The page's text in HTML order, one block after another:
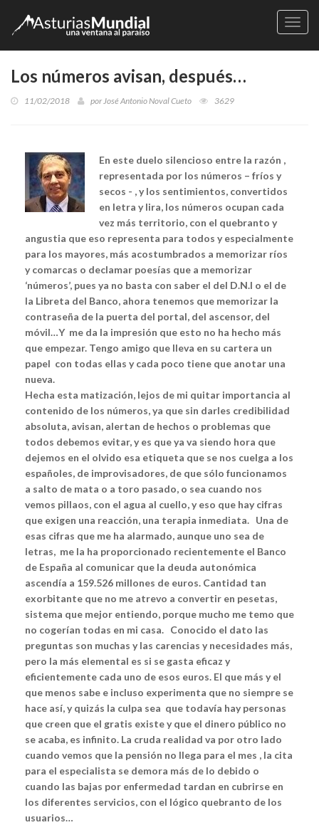
Los números avisan, después…
11/02/2018 porJosé Antonio Noval Cueto 3629
En este duelo silencioso entre la razón ,
representada por los números – fríos y
secos - , y los sentimientos, convertidos
en letra y lira, los números ocupan cada
vez más territorio, con el quebranto y
angustia que eso representa para todos y especialmente
para los mayores, más acostumbrados a memorizar ríos
y comarcas o declamar poesías que a memorizar
‘números’, pues ya no basta con saber el del D.N.I o el de
la Libreta del Banco, ahora tenemos que memorizar la
contraseña de la puerta del portal, del ascensor, del
móvil…Y me da la impresión que esto no ha hecho más
que empezar. Tengo amigo que lleva en su cartera un
papel con todas ellas y cada poco tiene que anotar una
nueva.
Hecha esta matización, lejos de mi quitar importancia al
contenido de los números, ya que sin darles credibilidad
absoluta, avisan, alertan de hechos o problemas que
todos debemos evitar, y es que ya va siendo hora que
dejemos en el olvido esa etiqueta que se nos cuelga a los
españoles, de improvisadores, de que sólo funcionamos
a salto de mata o a toro pasado, o sea cuando nos
vemos pillaos, con el agua al cuello, y eso que hay cifras
que exigen una reacción, una terapia inmediata. Una de
esas cifras que me ha alarmado, aunque uno sea de
letras, me la ha proporcionado recientemente el Banco
de España al comunicar que la deuda autonómica
ascendía a 159.526 millones de euros. Cantidad tan
exorbitante que no me atrevo a convertir en pesetas,
sistema que mejor entiendo, porque mucho me temo que
no cogerían todas en mi casa. Conocido el dato las
preguntas son muchas y las carencias y necesidades más,
pero la más elemental es si se gasta eficaz y
eficientemente cada uno de esos euros. El que más y el
que menos sabe e incluso experimenta que no siempre se
hace así, y quizás la culpa sea que todavía hay personas
que creen que el gratis existe y que el dinero público no
se acaba, es infinito. La cruda realidad va por otro lado
cuando vemos que la pensión no llega para el mes , la cita
para el especialista se demora más de lo debido o
cuando las bajas por enfermedad tardan en cubrirse en
los diferentes servicios, con el lógico quebranto de los
usuarios…